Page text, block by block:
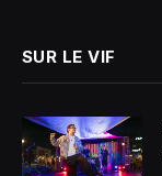
SUR LE VIF